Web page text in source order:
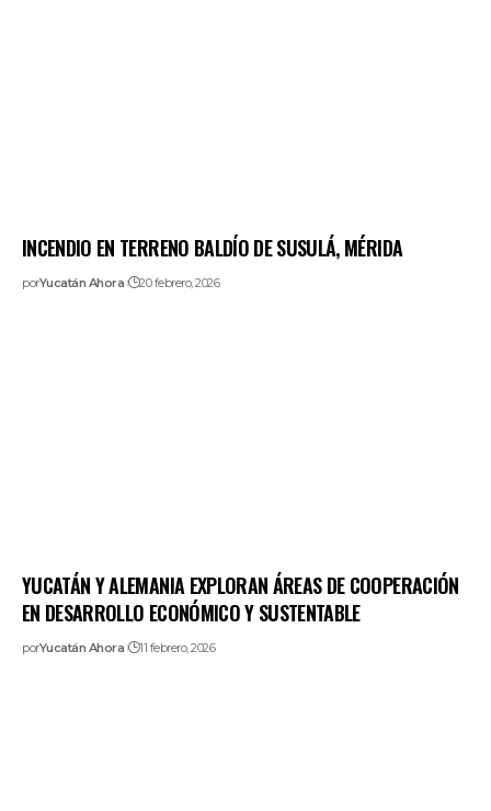
INCENDIO EN TERRENO BALDÍO DE SUSULÁ, MÉRIDA
porYucatán Ahora 20 febrero, 2026
YUCATÁN Y ALEMANIA EXPLORAN ÁREAS DE COOPERACIÓN
EN DESARROLLO ECONÓMICO Y SUSTENTABLE
porYucatán Ahora 11 febrero, 2026